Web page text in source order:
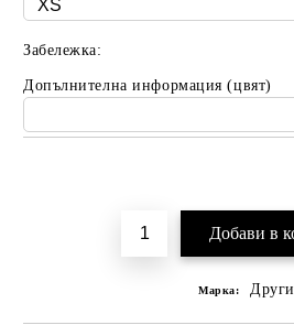
Забележка:
Допълнителна информация (цвят)
Марка: Други